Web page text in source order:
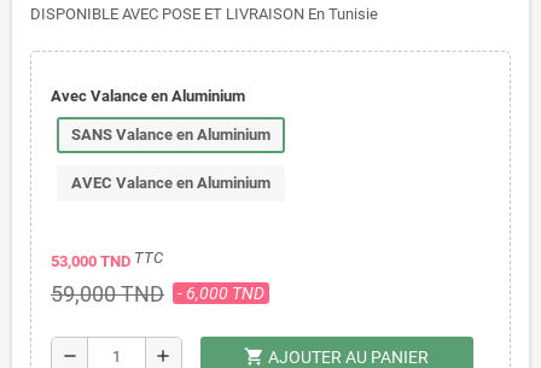
DISPONIBLE AVEC POSE ET LIVRAISON En Tunisie
Avec Valance en Aluminium
SANS Valance en Aluminium
AVEC Valance en Aluminium
53,000 TND TTC
59,000 TND - 6,000 TND
remove add shopping_cart AJOUTER AU PANIER